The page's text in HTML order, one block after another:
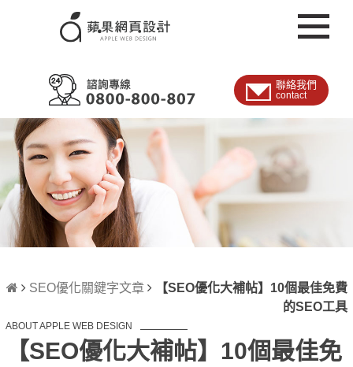
聯絡我們
contact
SEO優化關鍵字文章
【SEO優化大補帖】10個最佳免費
的SEO工具
ABOUT APPLE WEB DESIGN
【SEO優化大補帖】10個最佳免